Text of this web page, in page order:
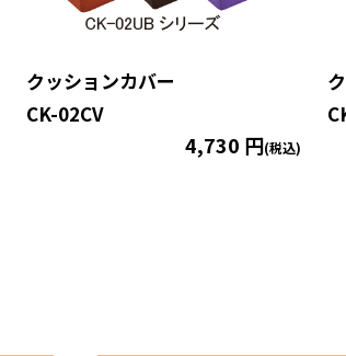
クッションカバー
CK-02CV
4,730 円(税込)